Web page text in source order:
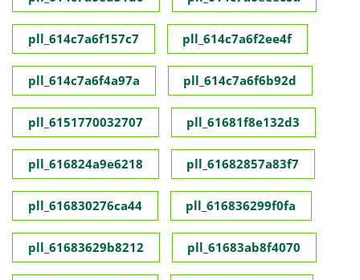
pll_614c7a6f157c7 pll_614c7a6f2ee4f
pll_614c7a6f4a97a pll_614c7a6f6b92d
pll_6151770032707 pll_61681f8e132d3
pll_616824a9e6218 pll_61682857a83f7
pll_616830276ca44 pll_616836299f0fa
pll_61683629b8212 pll_61683ab8f4070